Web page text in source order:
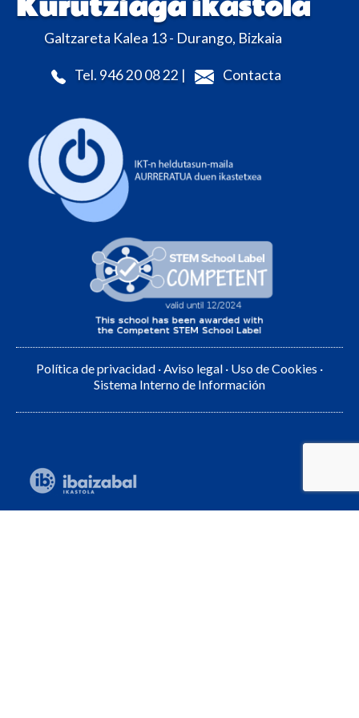
Galtzareta Kalea 13 - Durango, Bizkaia
Tel. 946 20 08 22 | Contacta
Política de privacidad ·Aviso legal · Uso de Cookies ·
Sistema Interno de Información